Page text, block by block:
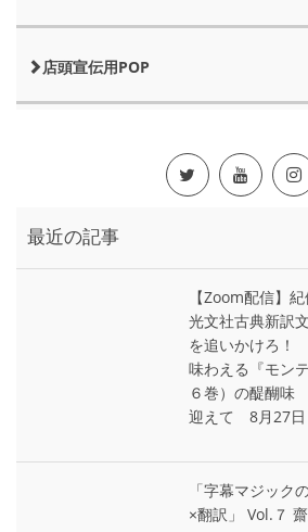
店頭宣伝用POP
最近の記事
【Zoom配信】
光文社古典新訳
を追いかけろ！
味わえる『モン
６巻）の醍醐味
迎えて 8月27日
「字幕マジッ
×翻訳」 Vol.７